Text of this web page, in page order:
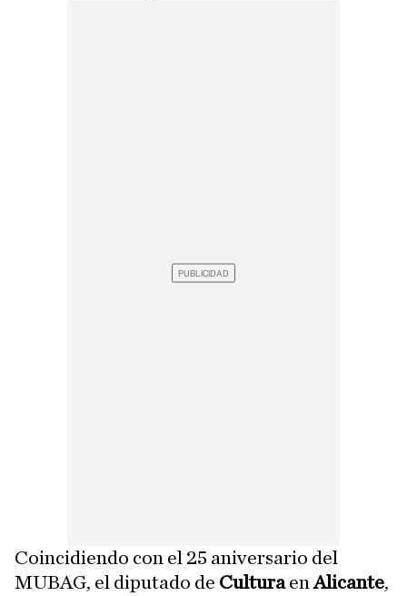
Coincidiendo con el 25 aniversario del
MUBAG, el diputado de CulturaenAlicante,